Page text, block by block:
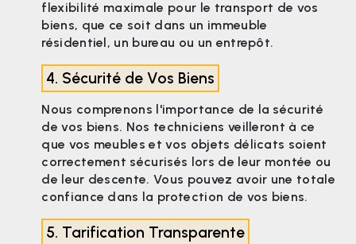
flexibilité maximale pour le transport de vos
biens, que ce soit dans un immeuble
résidentiel, un bureau ou un entrepôt.
4. Sécurité de Vos Biens
Nous comprenons l'importance de la sécurité
de vos biens. Nos techniciens veilleront à ce
que vos meubles et vos objets délicats soient
correctement sécurisés lors de leur montée ou
de leur descente. Vous pouvez avoir une totale
confiance dans la protection de vos biens.
5. Tarification Transparente